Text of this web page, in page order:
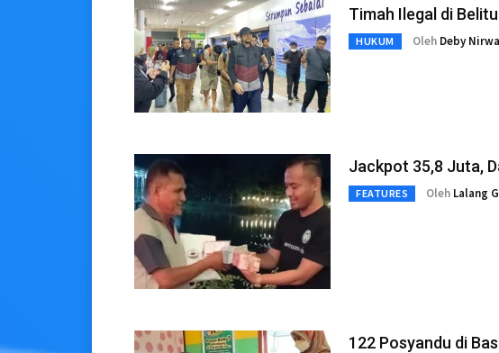
Timah Ilegal di
HUKUM Oleh Deby
Jackpot 35,8 Juta,
FEATURES Oleh Lalang
122 Posyandu di